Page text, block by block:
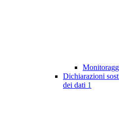
Dichiarazioni
dei dati 1